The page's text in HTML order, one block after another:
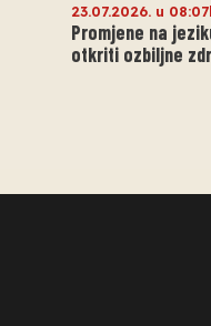
23.07.2026. u
Promjene na
otkriti ozbiljne